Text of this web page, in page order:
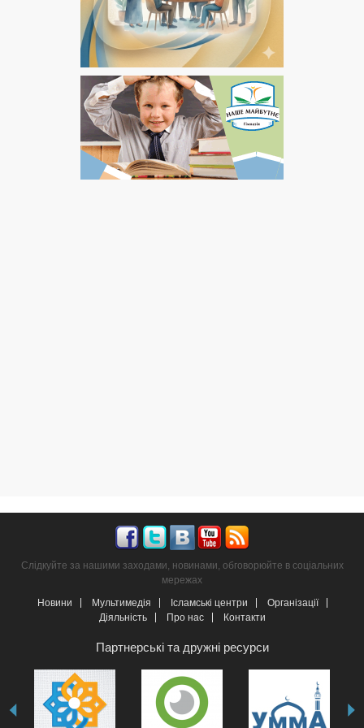
Слідкуйте за нашими заходами, новинами, обговорюйте в соціальних
мережах
Новини
Мультимедія Ісламські центри
Організації
Діяльність
Про нас Контакти
Партнерські та дружні ресурси